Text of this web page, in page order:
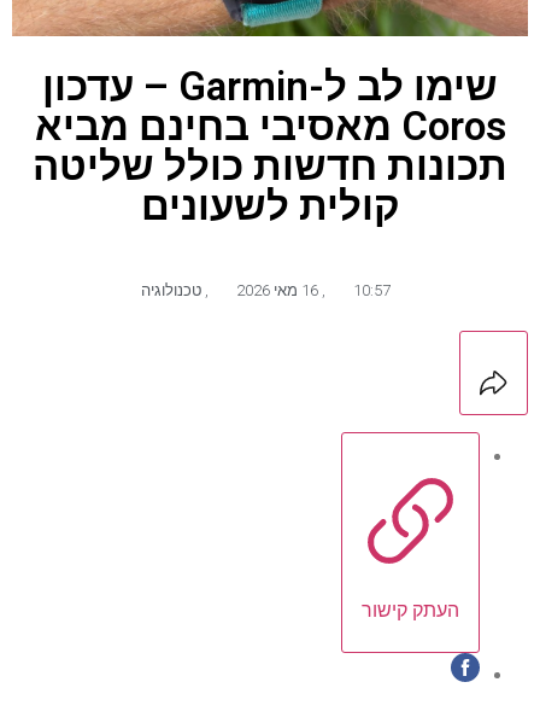
שימו לב ל-Garmin – עדכון
Coros מאסיבי בחינם מביא
תכונות חדשות כולל שליטה
קולית לשעונים
10:57 16 מאי 2026 טכנולוגיה
העתק קישור